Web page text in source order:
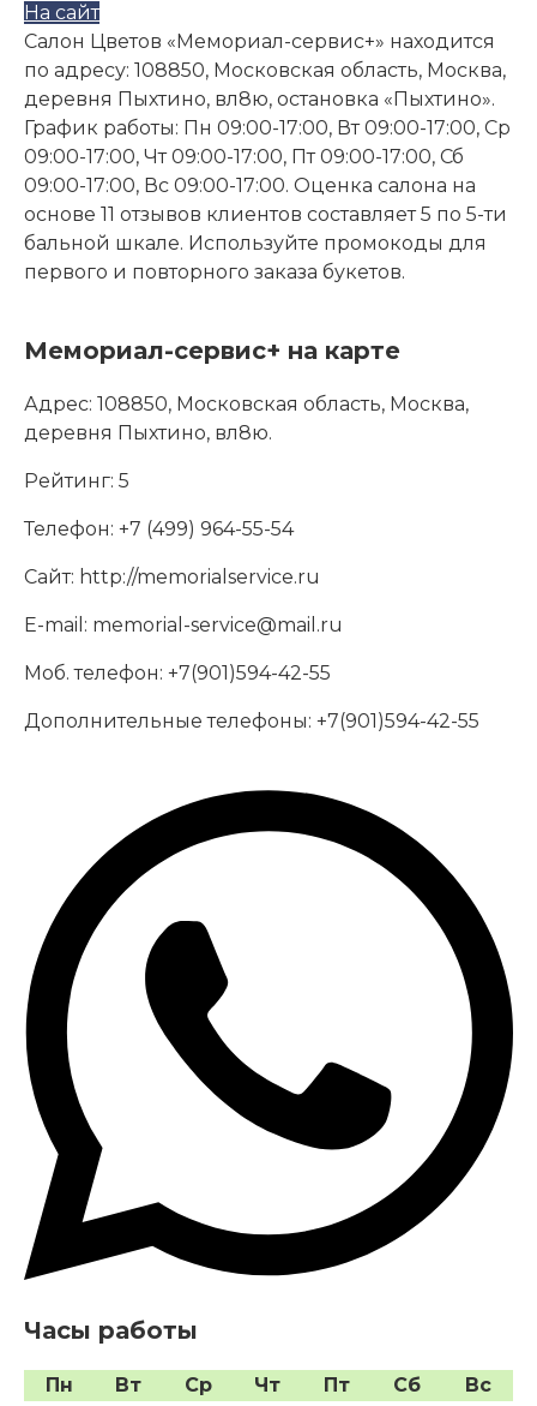
На сайт
Салон Цветов «Мемориал-сервис+» находится
по адресу: 108850, Московская область, Москва,
деревня Пыхтино, вл8ю, остановка «Пыхтино».
График работы: Пн 09:00-17:00, Вт 09:00-17:00, Ср
09:00-17:00, Чт 09:00-17:00, Пт 09:00-17:00, Сб
09:00-17:00, Вс 09:00-17:00. Оценка салона на
основе 11 отзывов клиентов составляет 5 по 5-ти
бальной шкале. Используйте промокоды для
первого и повторного заказа букетов.
Мемориал-сервис+ на карте
Адрес: 108850, Московская область, Москва,
деревня Пыхтино, вл8ю.
Рейтинг: 5
Телефон: +7 (499) 964-55-54
Сайт: http://memorialservice.ru
E-mail: memorial-service@mail.ru
Моб. телефон: +7(901)594-42-55
Дополнительные телефоны: +7(901)594-42-55
Часы работы
Пн Вт Ср Чт Пт Сб
Вс